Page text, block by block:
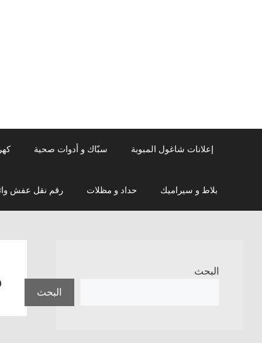
إعلانات شاغول المبوبة سبّاك و أدوات صحية
بلاط و سيراميك حداد و مظلات رقم نقل عفش
البحث
البحث